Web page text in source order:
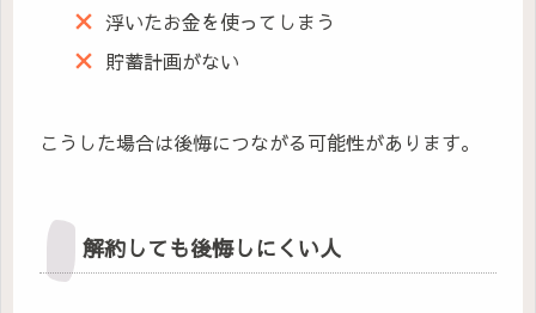
浮いたお金を使ってしまう
貯蓄計画がない
こうした場合は後悔につながる可能性があります。
解約しても後悔しにくい人